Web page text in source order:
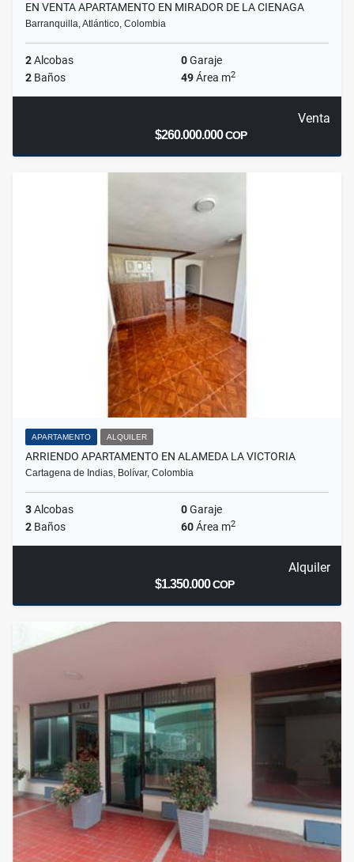
EN VENTA APARTAMENTO EN MIRADOR DE LA CIENAGA
Barranquilla, Atlántico, Colombia
2Alcobas 0Garaje
2 Baños 49Área m2
Venta
$260.000.000COP
APARTAMENTO ALQUILER
ARRIENDO APARTAMENTO EN ALAMEDA LA VICTORIA
Cartagena de Indias, Bolívar, Colombia
3Alcobas 0Garaje
2 Baños 60Área m2
Alquiler
$1.350.000COP